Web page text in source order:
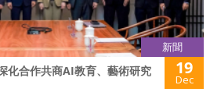
新聞
化合作共商AI教育、藝術研究
19
Dec